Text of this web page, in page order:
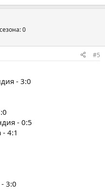
0
#5
- 3:0
- 0:5
4:1
3:0